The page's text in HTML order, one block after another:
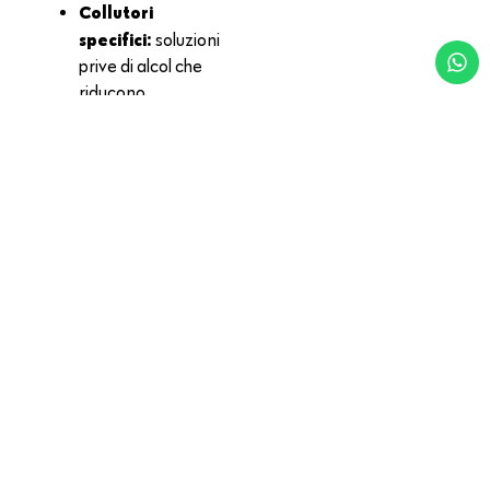
Collutori
specifici: soluzioni
prive di alcol che
riducono